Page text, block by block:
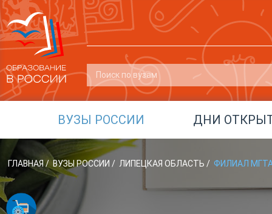
ВУЗЫ РОССИИ ДНИ
ГЛАВНАЯ/ ВУЗЫ РОССИИ / ЛИПЕЦКАЯ ОБЛАСТЬ / ФИЛИАЛ МГТА